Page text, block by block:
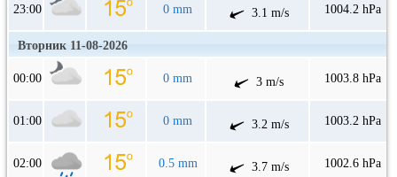
23:00 0 mm 3.1 m/s 1004.2 hPa
Вторник 11-08-2026
00:00 0 mm 3 m/s 1003.8 hPa
01:00 0 mm 3.2 m/s 1003.2 hPa
02:00 0.5 mm 3.7 m/s 1002.6 hPa